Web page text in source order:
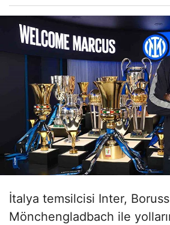
İtalya temsilcisi Inter,
Mönchengladbach ile